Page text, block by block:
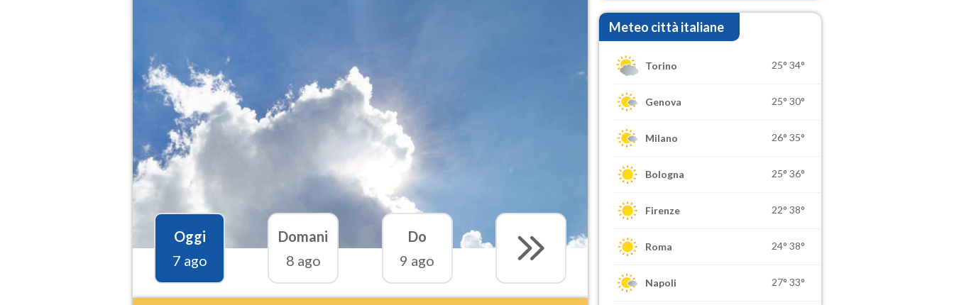
Oggi
7 ago
Domani
8 ago
Do
9 ago
Meteo città italiane
Torino 25° 34°
Genova 25° 30°
Milano 26° 35°
Bologna 25° 36°
Firenze 22° 38°
Roma 24° 38°
Napoli 27° 33°